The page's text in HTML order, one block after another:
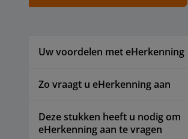
Uw voordelen met eHerkenning
Zo vraagt u eHerkenning aan
Deze stukken heeft u nodig om
eHerkenning aan te vragen